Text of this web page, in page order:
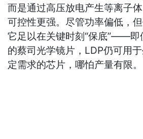
而是通过高压放电产生等离子体
可控性更强。尽管功率偏低，
它足以在关键时刻“保底”——即
的蔡司光学镜片，LDP仍可用
定需求的芯片，哪怕产量有限。